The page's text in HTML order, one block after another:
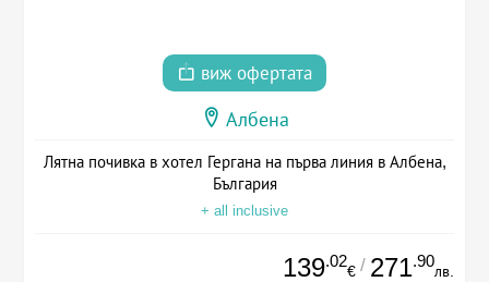
виж офертата
Албена
Лятна почивка в хотел Гергана на първа линия в Албена,
България
+ all inclusive
139.02
€ / 271.90
лв.